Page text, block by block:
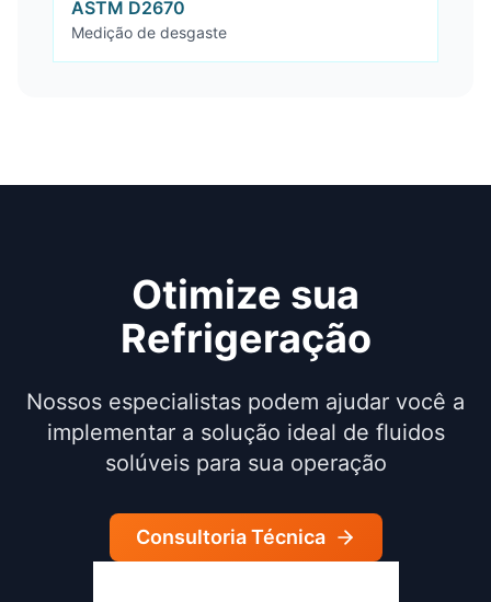
ASTM D2670
Medição de desgaste
Otimize sua
Refrigeração
Nossos especialistas podem ajudar você a
implementar a solução ideal de fluidos
solúveis para sua operação
Consultoria Técnica